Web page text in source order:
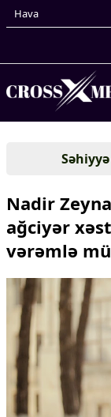
Hava
Gündəm
Xarici
Cənubi
Türk Dünyası
Avropa
Amerika
Asiya
Afrika
Çarpaz baxış
Təhlil
Siyasi
Səhiyyə
Nadir
ağciyər
vərəmlə